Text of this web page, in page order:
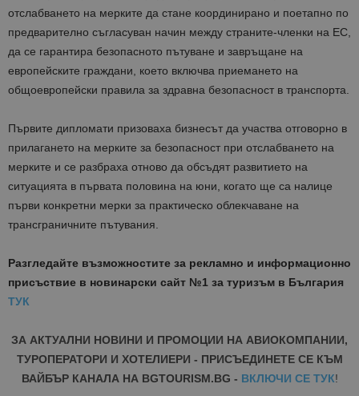
отслабването на мерките да стане координирано и поетапно по
предварително съгласуван начин между страните-членки на ЕС,
да се гарантира безопасното пътуване и завръщане на
европейските граждани, което включва приемането на
общоевропейски правила за здравна безопасност в транспорта.
Първите дипломати призоваха бизнесът да участва отговорно в
прилагането на мерките за безопасност при отслабването на
мерките и се разбраха отново да обсъдят развитието на
ситуацията в първата половина на юни, когато ще са налице
първи конкретни мерки за практическо облекчаване на
трансграничните пътувания.
Разгледайте възможностите за рекламно и информационно
присъствие в новинарски сайт №1 за туризъм в България
ТУК
ЗА АКТУАЛНИ НОВИНИ И ПРОМОЦИИ НА АВИОКОМПАНИИ,
ТУРОПЕРАТОРИ И ХОТЕЛИЕРИ - ПРИСЪЕДИНЕТЕ СЕ КЪМ
ВАЙБЪР КАНАЛА НА BGTOURISM.BG - ВКЛЮЧИ СЕ ТУК!